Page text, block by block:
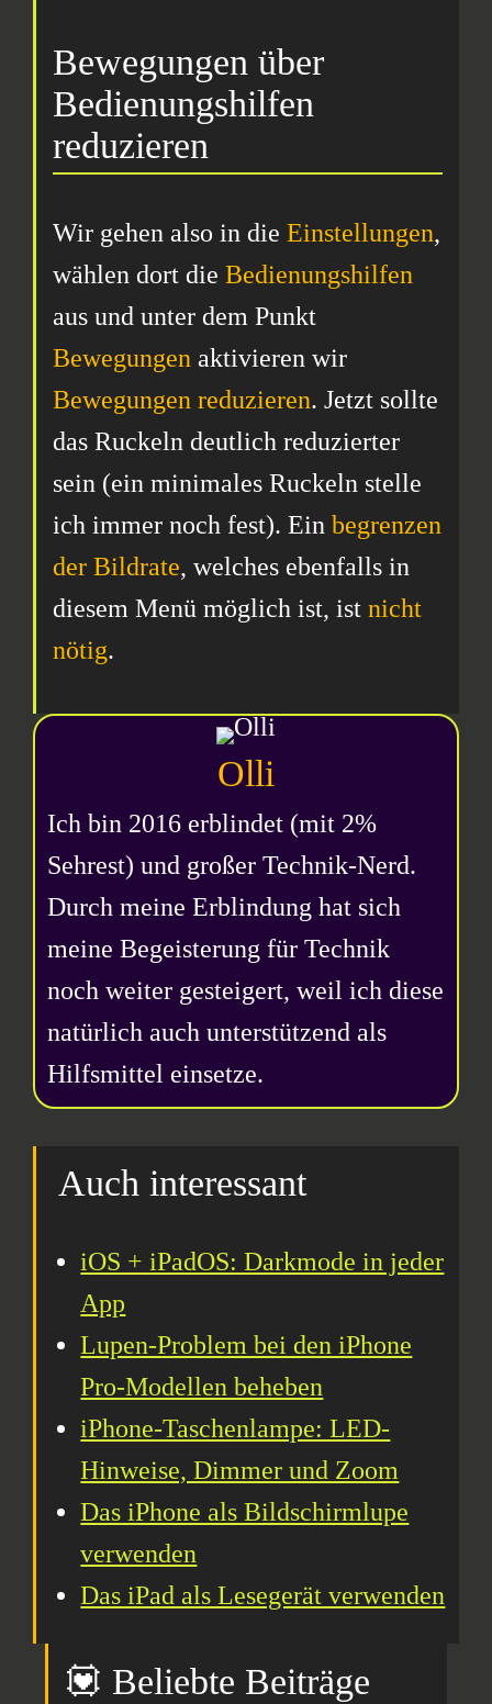
Bewegungen über
Bedienungshilfen
reduzieren
Wir gehen also in dieEinstellungen,
wählen dort dieBedienungshilfen
aus und unter dem Punkt
Bewegungen aktivieren wir
Bewegungen reduzieren. Jetzt sollte
das Ruckeln deutlich reduzierter
sein (ein minimales Ruckeln stelle
ich immer noch fest). Einbegrenzen
der Bildrate, welches ebenfalls in
diesem Menü möglich ist, istnicht
nötig.
Olli
Ich bin 2016 erblindet (mit 2%
Sehrest) und großer Technik-Nerd.
Durch meine Erblindung hat sich
meine Begeisterung für Technik
noch weiter gesteigert, weil ich diese
natürlich auch unterstützend als
Hilfsmittel einsetze.
Auch interessant
iOS + iPadOS: Darkmode in jeder
App
Lupen-Problem bei den iPhone
Pro-Modellen beheben
iPhone-Taschenlampe: LED-
Hinweise, Dimmer und Zoom
Das iPhone als Bildschirmlupe
verwenden
Das iPad als Lesegerät verwenden
💟 Beliebte Beiträge